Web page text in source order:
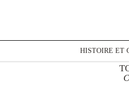
HISTOIRE ET